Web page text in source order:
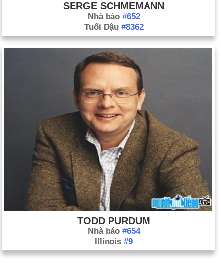
SERGE SCHMEMANN
Nhà báo #652
Tuổi Dậu #8362
TODD PURDUM
Nhà báo #654
Illinois #9